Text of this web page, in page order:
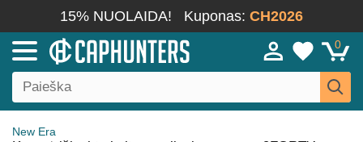
15% NUOLAIDA! Kuponas: CH2026
0
New Era